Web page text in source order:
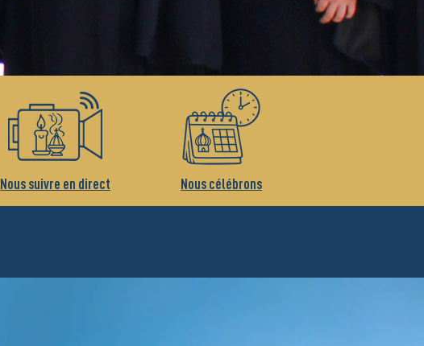
Nous suivre en direct Nous célébrons